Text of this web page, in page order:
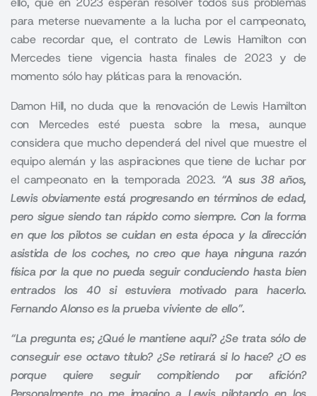
para meterse nuevamente a la lucha por el campeonato,
cabe recordar que, el contrato de Lewis Hamilton con
Mercedes tiene vigencia hasta finales de 2023 y de
momento sólo hay pláticas para la renovación.
Damon Hill, no duda que la renovación de Lewis Hamilton
con Mercedes esté puesta sobre la mesa, aunque
considera que mucho dependerá del nivel que muestre el
equipo alemán y las aspiraciones que tiene de luchar por
el campeonato en la temporada 2023. “A sus 38 años,
Lewis obviamente está progresando en términos de edad,
pero sigue siendo tan rápido como siempre. Con la forma
en que los pilotos se cuidan en esta época y la dirección
asistida de los coches, no creo que haya ninguna razón
física por la que no pueda seguir conduciendo hasta bien
entrados los 40 si estuviera motivado para hacerlo.
Fernando Alonso es la prueba viviente de ello”.
“La pregunta es; ¿Qué le mantiene aquí? ¿Se trata sólo de
conseguir ese octavo título? ¿Se retirará si lo hace? ¿O es
porque quiere seguir compitiendo por afición?